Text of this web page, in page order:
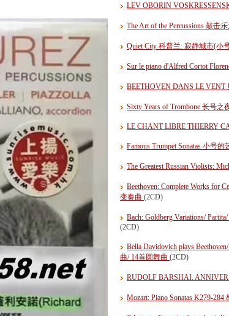
LEV OBORIN
The Art of the Percussions 敲击
Quiet City 科普兰: 寂静城市(小
Sur le piano d'Alfred Cortot
BEETHOVEN DANS LE VENT
Sixty Years of Trombone 长号之
LE CHANT LIBRE THIERRY
Famous Trumpet Sonatas 小号的
The Greatest Russian Violists:
Beethoven: Complete Works for
变奏曲 (2CD)
Bach: Goldberg Variations/
(2CD)
Bella Davidovich plays
曲/ 14首圆舞曲 (2CD)
RUDOLF BARSHAI.
Mozart: Piano Sonatas K279-